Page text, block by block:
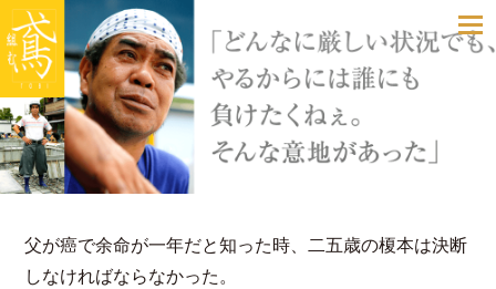
toggle
navigation
父が癌で余命が一年だと知った時、二五歳の榎本は決断
しなければならなかった。